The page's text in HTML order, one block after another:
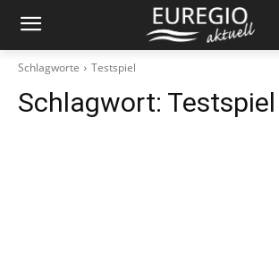
Schlagworte Testspiel
Schlagwort: Testspiel